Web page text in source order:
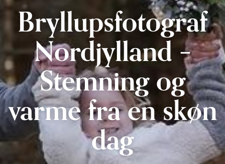
Bryllupsfotograf
Nordjylland –
Stemning og
varme fra en skøn
dag